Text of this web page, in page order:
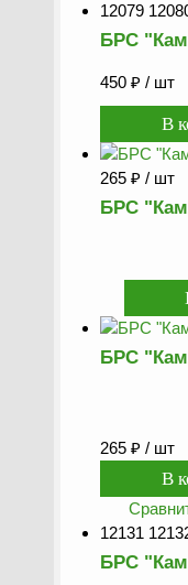
12079
БРС
450 ₽ / шт
265 ₽ / шт
БРС
БРС
265 ₽ / шт
12131
БРС